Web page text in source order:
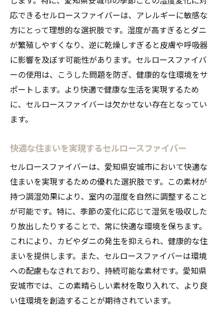
応できるセルロースファイバーは、アレルギーに敏感な
方にとって理想的な選択肢です。湿度が高すぎるとダニ
が繁殖しやすくなり、逆に乾燥しすぎると皮膚や呼吸器
に影響を及ぼす可能性があります。セルロースファイバ
ーの使用は、こうした問題を防ぎ、健康的な住環境をサ
ポートします。より快適で健康な生活を実現するため
に、セルロースファイバーは欠かせない存在となってい
ます。
快適な住まいを実現するセルロースファイバー
セルロースファイバーは、愛知県安城市において快適な
住まいを実現するための優れた選択肢です。この素材が
持つ調湿効果により、室内の湿度を自然に調整すること
が可能です。特に、季節の変化に応じて湿気を吸収した
り放出したりすることで、常に快適な環境を保ちます。
これにより、カビやダニの発生を抑えられ、健康的な住
まいを提供します。また、セルロースファイバーは環境
への配慮もなされており、持続可能な素材です。愛知県
安城市では、この素晴らしい素材を取り入れて、より良
い住環境を創造することが期待されています。